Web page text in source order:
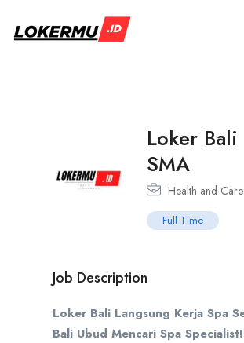
Loker
SMA
Health and Care
Full Time
Job Description
Loker Bali Langsung Kerja Spa
Bali Ubud Mencari Spa Specialist!